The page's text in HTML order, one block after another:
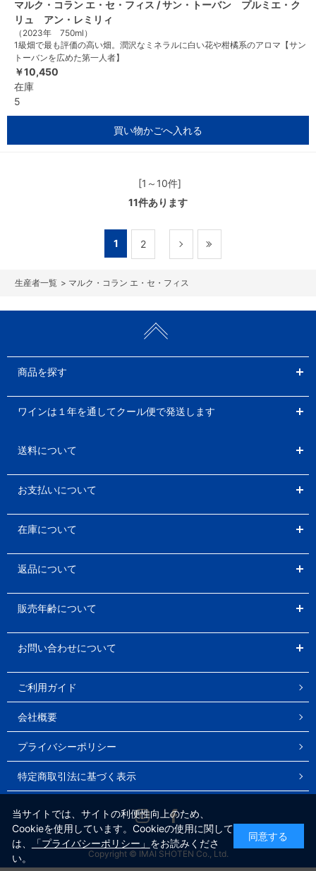
マルク・コラン エ・セ・フィス / サン・トーバン プルミエ・ク
リュ アン・レミリィ
（2023年 750ml）
1級畑で最も評価の高い畑。潤沢なミネラルに白い花や柑橘系のアロマ【サン
トーバンを広めた第一人者】
￥10,450
在庫
5
買い物かごへ入れる
[1～10件]
11件あります
1 2
> マルク・コラン エ・セ・フィス
商品を探す
ワインは１年を通してクール便で発送します
送料について
お支払いについて
在庫について
返品について
販売年齢について
お問い合わせについて
ご利用ガイド
会社概要
プライバシーポリシー
特定商取引法に基づく表示
Instagram
Copyright © IMAI SHOTEN Co., Ltd.
当サイトでは、サイトの利便性向上のため、
Cookieを使用しています。Cookieの使用に関して
は、
「プライバシーポリシー」 をお読みくださ
い。
同意する